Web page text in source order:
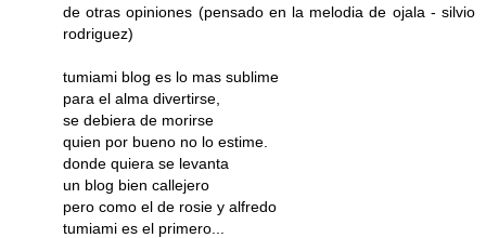
de otras opiniones (pensado en la melodia de ojala - silvio
rodriguez)
tumiami blog es lo mas sublime
para el alma divertirse,
se debiera de morirse
quien por bueno no lo estime.
donde quiera se levanta
un blog bien callejero
pero como el de rosie y alfredo
tumiami es el primero...